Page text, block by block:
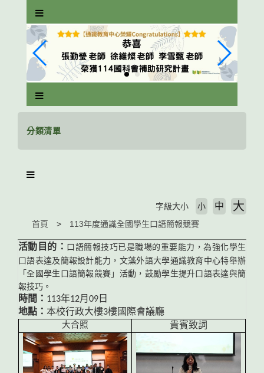
分類清單
首頁 113年度通識全國學生口語簡報競賽
字級大小 小 中 大
活動目的： 口語簡報技巧已是職場的重要能力，為強化學生
口語表達及簡報設計能力，文藻外語大學通識教育中心特舉辦
「全國學生口語簡報競賽」活動，鼓勵學生提升口語表達與簡
報技巧。
時間： 113年12月 09 日
地點： 本校行政大樓3樓國際會議廳
大合照 貴賓致詞